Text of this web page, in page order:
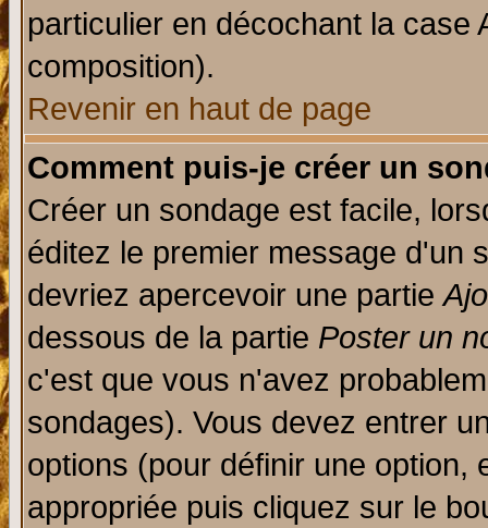
particulier en décochant la
composition).
Revenir en haut de page
Comment puis-je créer un
Créer un sondage est facile,
éditez le premier message d'un
devriez apercevoir une partie
dessous de la partie Poster un
c'est que vous n'avez
sondages). Vous devez entrer
options (pour définir une option,
appropriée puis cliquez sur le